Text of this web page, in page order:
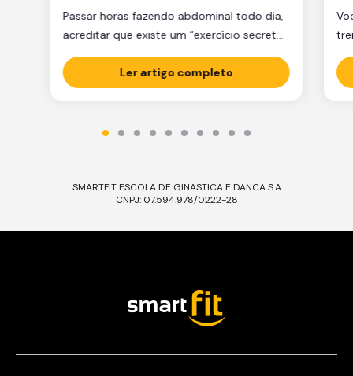
aparecer?
Passar horas fazendo abdominal todo dia,
acreditar que existe um “exercício secreto”
para secar a barriga ou ficar obcecado
com a balança são caminhos que muita
gente percorre, mas que raramente levam
falta de estratégia. A verdade é que o
Ler artigo completo
SMARTFIT ESCOLA DE GINASTICA E DANCA S.A
CNPJ: 07.594.978/0222-28